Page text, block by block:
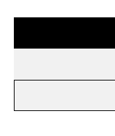
confidentialité.